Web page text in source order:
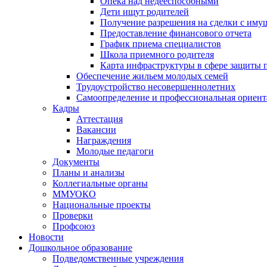
Дети ищут родителей
Получение разрешения на сделки с
Предоставление финансового отчета
График приема специалистов
Школа приемного родителя
Карта инфраструктуры в сфере защиты
Обеспечение жильем молодых семей
Трудоустройство несовершеннолетних
Самоопределение и профессиональная
Кадры
Аттестация
Вакансии
Награждения
Молодые педагоги
Документы
Планы и анализы
Коллегиальные органы
ММУОКО
Национальные проекты
Проверки
Профсоюз
Новости
Дошкольное образование
Подведомственные учреждения